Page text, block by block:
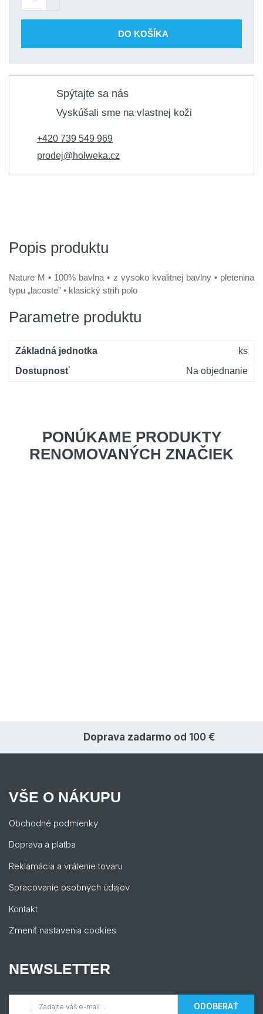
DO KOŠÍKA
Spýtajte sa nás
Vyskúšali sme na vlastnej koži
+420 739 549 969
prodej@holweka.cz
Popis produktu
Nature M • 100% bavlna • z vysoko kvalitnej bavlny • pletenina
typu „lacoste” • klasický strih polo
Parametre produktu
Základná jednotka
ks
Dostupnosť
Na objednanie
PONÚKAME PRODUKTY
RENOMOVANÝCH ZNAČIEK
Doprava zadarmo od 100 €
VŠE O NÁKUPU
Obchodné podmienky
Doprava a platba
Reklamácia a vrátenie tovaru
Spracovanie osobných údajov
Kontakt
Zmeniť nastavenia cookies
NEWSLETTER
ODOBERAŤ